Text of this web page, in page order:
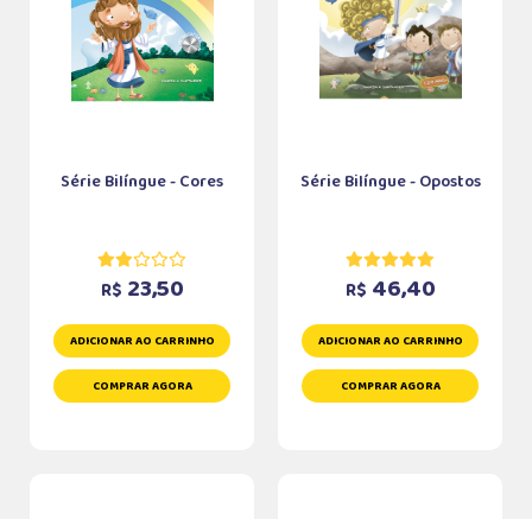
Série Bilíngue - Cores
R$ 23,50
ADICIONAR AO CARRINHO
COMPRAR AGORA
Série Bilíngue - Opostos
R$ 46,40
ADICIONAR AO CARRINHO
COMPRAR AGORA